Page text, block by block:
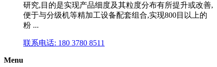
研究,目的是实现产品细度及其粒度分布有所提升或改善,
便于与分级机等精加工设备配套组合,实现800目以上的
粉 ...
联系电话: 180 3780 8511
Menu